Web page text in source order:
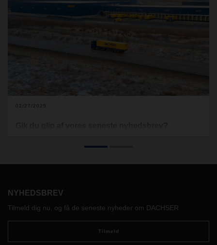
02/27/2025
NYHEDSBREV
Tilmeld dig nu, og få de seneste nyheder om DACHSER
Tilmeld